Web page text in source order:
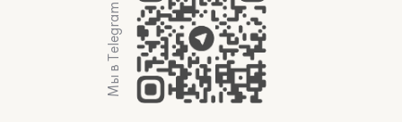
Мы в Telegram